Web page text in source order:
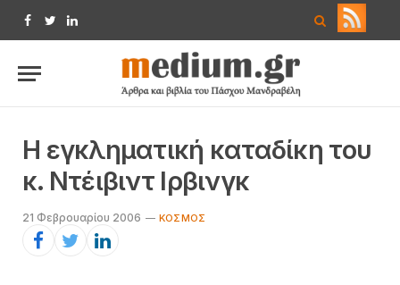
Facebook
TwitterLinkedIn
Η εγκληματική καταδίκη του
κ. Ντέιβιντ Ιρβινγκ
21 Φεβρουαρίου 2006 ΚΌΣΜΟΣ